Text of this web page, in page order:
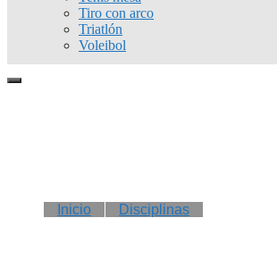
Tiro con arco
Triatlón
Voleibol
Inicio Disciplinas